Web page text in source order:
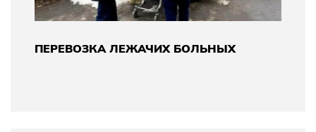
ПЕРЕВОЗКА ЛЕЖАЧИХ БОЛЬНЫХ